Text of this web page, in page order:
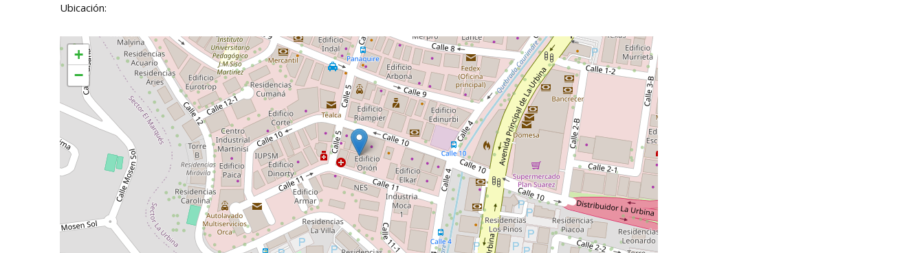
Ubicación:
+
−